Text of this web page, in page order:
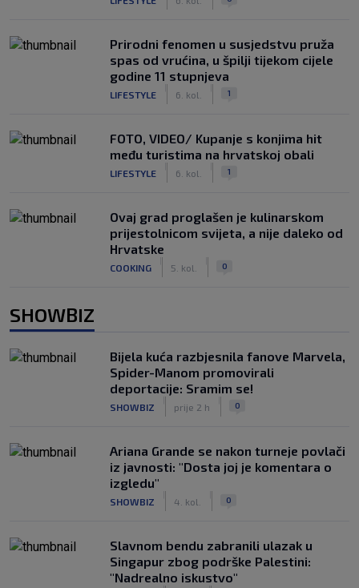
Prirodni fenomen u susjedstvu pruža
spas od vrućina, u špilji tijekom cijele
godine 11 stupnjeva
LIFESTYLE 6. kol. 1
FOTO, VIDEO/ Kupanje s konjima hit
među turistima na hrvatskoj obali
LIFESTYLE 6. kol. 1
Ovaj grad proglašen je kulinarskom
prijestolnicom svijeta, a nije daleko od
Hrvatske
COOKING 5. kol. 0
SHOWBIZ
Bijela kuća razbjesnila fanove Marvela,
Spider-Manom promovirali
deportacije: Sramim se!
SHOWBIZ prije 2 h 0
Ariana Grande se nakon turneje povlači
iz javnosti: "Dosta joj je komentara o
izgledu"
SHOWBIZ 4. kol. 0
Slavnom bendu zabranili ulazak u
Singapur zbog podrške Palestini:
"Nadrealno iskustvo"